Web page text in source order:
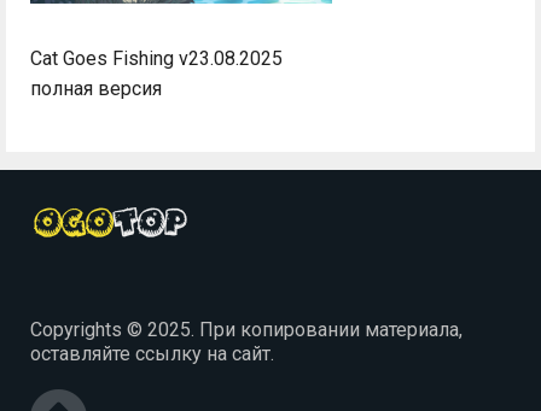
Cat Goes Fishing v23.08.2025
полная версия
Copyrights © 2025. При копировании материала,
оставляйте ссылку на сайт.